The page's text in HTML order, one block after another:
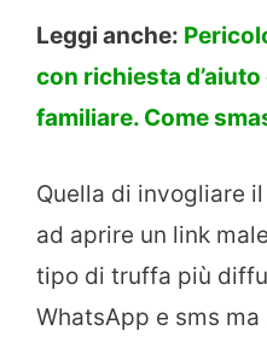
Leggi anche:
con richiesta
familiare. Come
Quella di invogliare
ad aprire un link
tipo di truffa più
WhatsApp e sms